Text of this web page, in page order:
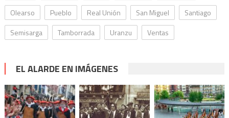
Olearso
Pueblo Real Unión San Miguel
Santiago
Semisarga
Tamborrada Uranzu Ventas
EL ALARDE EN IMÁGENES